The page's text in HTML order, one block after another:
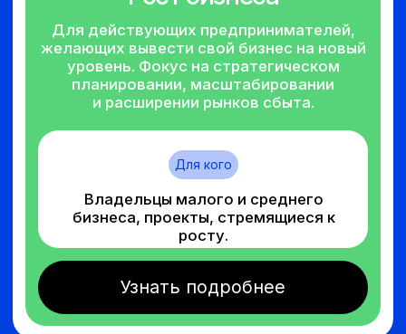
Где: Онлайн платформа Zoom
Подробнее
Записаться
Услуги и продажи
Бизнес с нуля
Бесплатно
Спикер: Стас Спасеных
Бизнес-акселератор